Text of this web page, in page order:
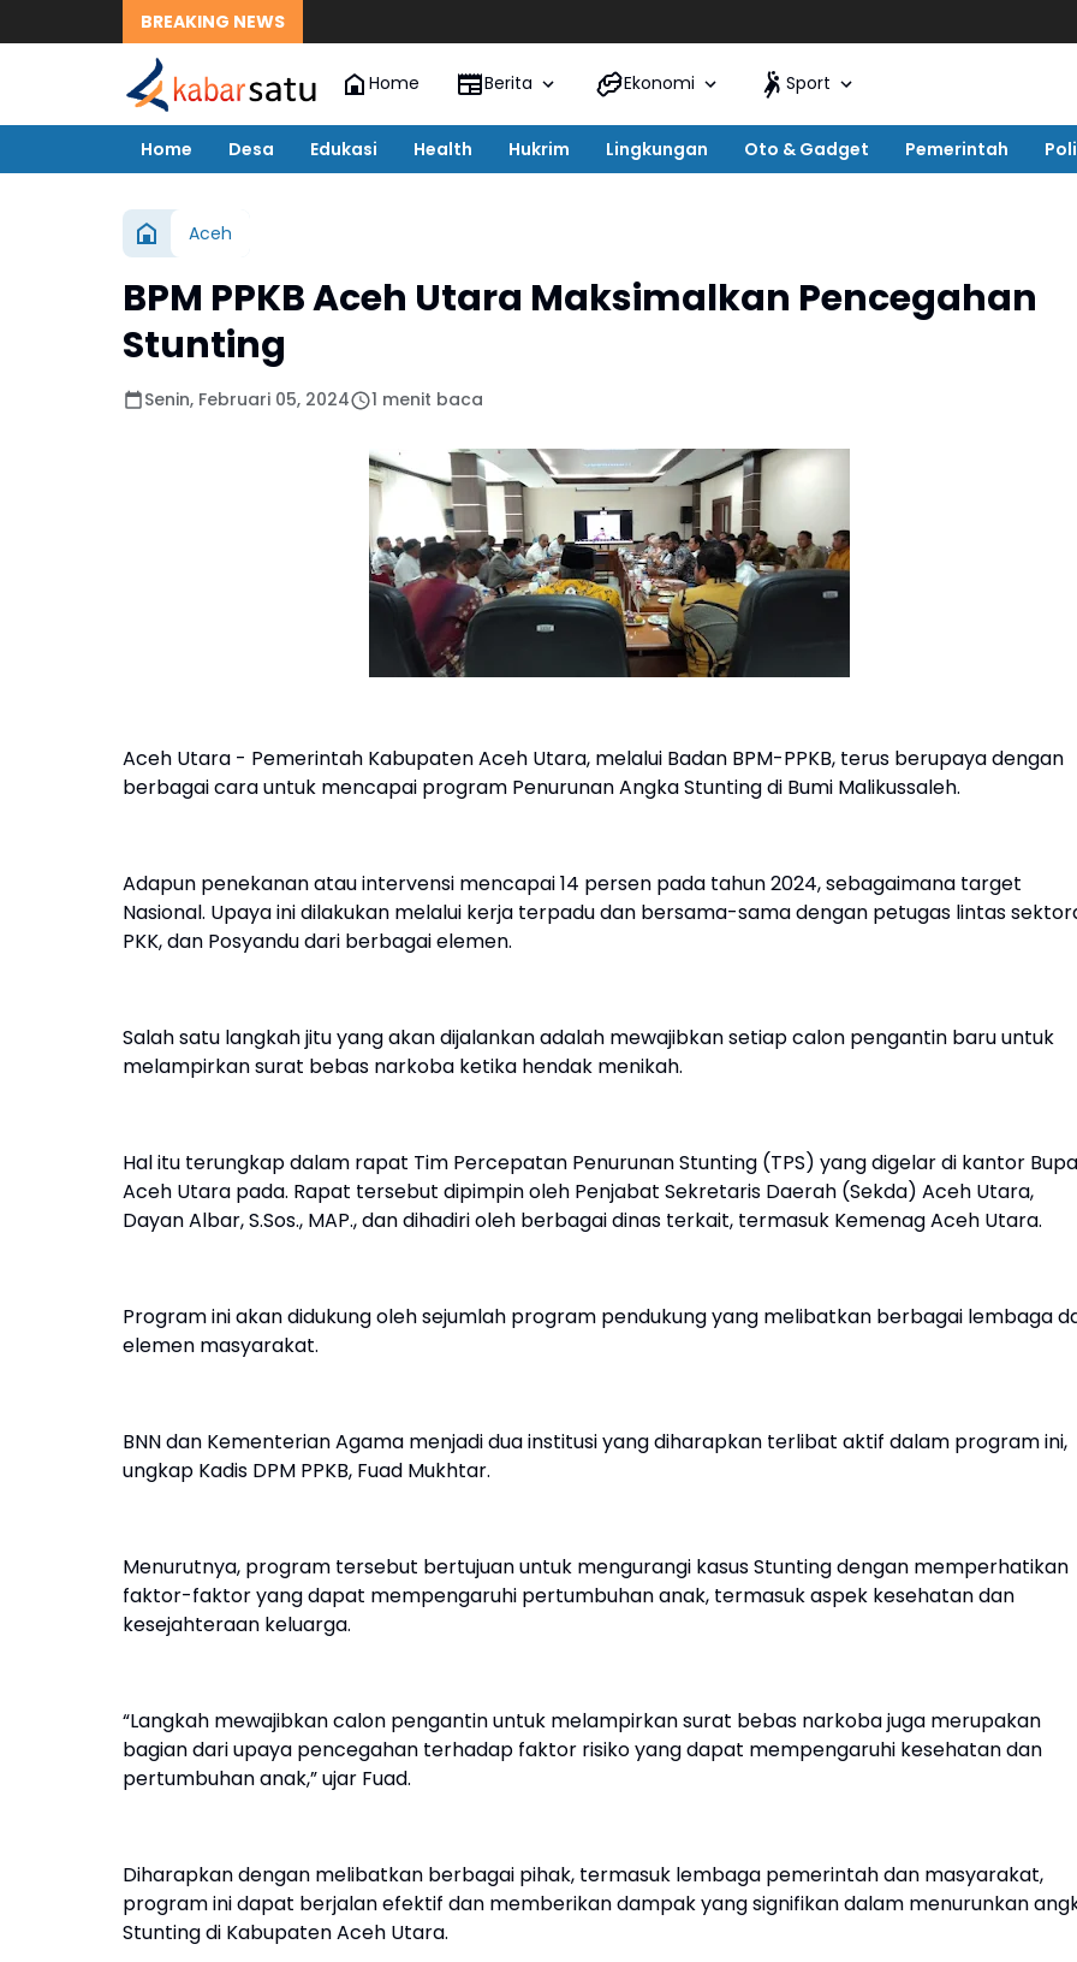
BREAKING NEWS
Home Berita Ekonomi Sport
Home Desa Edukasi Health Hukrim Lingkungan Oto & Gadget Pemerintah
Aceh
BPM PPKB Aceh Utara Maksimalkan Pencegahan
Stunting
Senin, Februari 05, 2024 1 menit baca
Aceh Utara - Pemerintah Kabupaten Aceh Utara, melalui Badan BPM-PPKB, terus berupaya dengan
berbagai cara untuk mencapai program Penurunan Angka Stunting di Bumi Malikussaleh.
Adapun penekanan atau intervensi mencapai 14 persen pada tahun 2024, sebagaimana target
Nasional. Upaya ini dilakukan melalui kerja terpadu dan bersama-sama dengan petugas lintas
PKK, dan Posyandu dari berbagai elemen.
Salah satu langkah jitu yang akan dijalankan adalah mewajibkan setiap calon pengantin baru untuk
melampirkan surat bebas narkoba ketika hendak menikah.
Hal itu terungkap dalam rapat Tim Percepatan Penurunan Stunting (TPS) yang digelar di kantor
Aceh Utara pada. Rapat tersebut dipimpin oleh Penjabat Sekretaris Daerah (Sekda) Aceh Utara,
Dayan Albar, S.Sos., MAP., dan dihadiri oleh berbagai dinas terkait, termasuk Kemenag Aceh Utara.
Program ini akan didukung oleh sejumlah program pendukung yang melibatkan berbagai lembaga
elemen masyarakat.
BNN dan Kementerian Agama menjadi dua institusi yang diharapkan terlibat aktif dalam program ini,
ungkap Kadis DPM PPKB, Fuad Mukhtar.
Menurutnya, program tersebut bertujuan untuk mengurangi kasus Stunting dengan memperhatikan
faktor-faktor yang dapat mempengaruhi pertumbuhan anak, termasuk aspek kesehatan dan
kesejahteraan keluarga.
“Langkah mewajibkan calon pengantin untuk melampirkan surat bebas narkoba juga merupakan
bagian dari upaya pencegahan terhadap faktor risiko yang dapat mempengaruhi kesehatan dan
pertumbuhan anak,” ujar Fuad.
Diharapkan dengan melibatkan berbagai pihak, termasuk lembaga pemerintah dan masyarakat,
program ini dapat berjalan efektif dan memberikan dampak yang signifikan dalam menurunkan
Stunting di Kabupaten Aceh Utara.